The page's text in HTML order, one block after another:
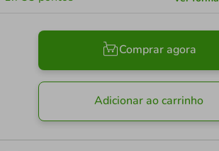
Comprar agora
Adicionar ao carrinho